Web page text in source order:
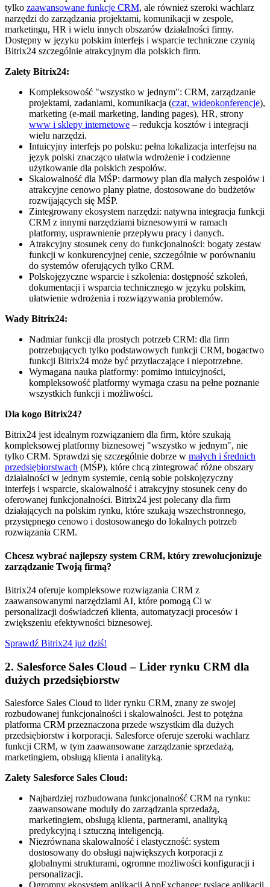
tylko zaawansowane funkcje CRM, ale również szeroki wachlarz
narzędzi do zarządzania projektami, komunikacji w zespole,
marketingu, HR i wielu innych obszarów działalności firmy.
Dostępny w języku polskim interfejs i wsparcie techniczne czynią
Bitrix24 szczególnie atrakcyjnym dla polskich firm.
Zalety Bitrix24:
Kompleksowość "wszystko w jednym": CRM, zarządzanie
projektami, zadaniami, komunikacja (czat, wideokonferencje),
marketing (e-mail marketing, landing pages), HR, strony
www i sklepy internetowe – redukcja kosztów i integracji
wielu narzędzi.
Intuicyjny interfejs po polsku: pełna lokalizacja interfejsu na
język polski znacząco ułatwia wdrożenie i codzienne
użytkowanie dla polskich zespołów.
Skalowalność dla MŚP: darmowy plan dla małych zespołów i
atrakcyjne cenowo plany płatne, dostosowane do budżetów
rozwijających się MŚP.
Zintegrowany ekosystem narzędzi: natywna integracja funkcji
CRM z innymi narzędziami biznesowymi w ramach
platformy, usprawnienie przepływu pracy i danych.
Atrakcyjny stosunek ceny do funkcjonalności: bogaty zestaw
funkcji w konkurencyjnej cenie, szczególnie w porównaniu
do systemów oferujących tylko CRM.
Polskojęzyczne wsparcie i szkolenia: dostępność szkoleń,
dokumentacji i wsparcia technicznego w języku polskim,
ułatwienie wdrożenia i rozwiązywania problemów.
Wady Bitrix24:
Nadmiar funkcji dla prostych potrzeb CRM: dla firm
potrzebujących tylko podstawowych funkcji CRM, bogactwo
funkcji Bitrix24 może być przytłaczające i niepotrzebne.
Wymagana nauka platformy: pomimo intuicyjności,
kompleksowość platformy wymaga czasu na pełne poznanie
wszystkich funkcji i możliwości.
Dla kogo Bitrix24?
Bitrix24 jest idealnym rozwiązaniem dla firm, które szukają
kompleksowej platformy biznesowej "wszystko w jednym", nie
tylko CRM. Sprawdzi się szczególnie dobrze w małych i średnich
przedsiębiorstwach (MŚP), które chcą zintegrować różne obszary
działalności w jednym systemie, cenią sobie polskojęzyczny
interfejs i wsparcie, skalowalność i atrakcyjny stosunek ceny do
oferowanej funkcjonalności. Bitrix24 jest polecany dla firm
działających na polskim rynku, które szukają wszechstronnego,
przystępnego cenowo i dostosowanego do lokalnych potrzeb
rozwiązania CRM.
Chcesz wybrać najlepszy system CRM, który zrewolucjonizuje
zarządzanie Twoją firmą?
Bitrix24 oferuje kompleksowe rozwiązania CRM z
zaawansowanymi narzędziami AI, które pomogą Ci w
personalizacji doświadczeń klienta, automatyzacji procesów i
zwiększeniu efektywności biznesowej.
Sprawdź Bitrix24 już dziś!
2. Salesforce Sales Cloud – Lider rynku CRM dla
dużych przedsiębiorstw
Salesforce Sales Cloud to lider rynku CRM, znany ze swojej
rozbudowanej funkcjonalności i skalowalności. Jest to potężna
platforma CRM przeznaczona przede wszystkim dla dużych
przedsiębiorstw i korporacji. Salesforce oferuje szeroki wachlarz
funkcji CRM, w tym zaawansowane zarządzanie sprzedażą,
marketingiem, obsługą klienta i analityką.
Zalety Salesforce Sales Cloud:
Najbardziej rozbudowana funkcjonalność CRM na rynku:
zaawansowane moduły do zarządzania sprzedażą,
marketingiem, obsługą klienta, partnerami, analityką
predykcyjną i sztuczną inteligencją.
Niezrównana skalowalność i elastyczność: system
dostosowany do obsługi największych korporacji z
globalnymi strukturami, ogromne możliwości konfiguracji i
personalizacji.